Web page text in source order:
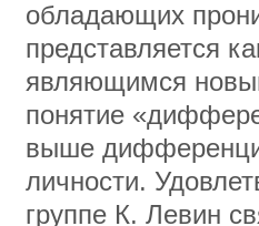
обладающих
представляется
являющимся
понятие
выше
личности.
группе К. Левин